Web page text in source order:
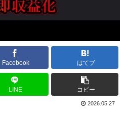
Facebook はてブ
LINE コピー
2026.05.27